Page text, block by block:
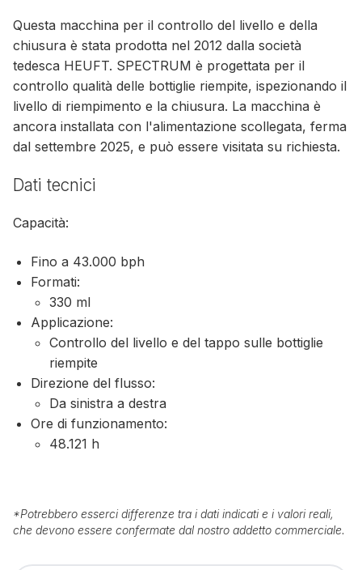
Questa macchina per il controllo del livello e della
chiusura è stata prodotta nel 2012 dalla società
tedesca HEUFT. SPECTRUM è progettata per il
controllo qualità delle bottiglie riempite, ispezionando il
livello di riempimento e la chiusura. La macchina è
ancora installata con l'alimentazione scollegata, ferma
dal settembre 2025, e può essere visitata su richiesta.
Dati tecnici
Capacità:
Fino a 43.000 bph
Formati:
330 ml
Applicazione:
Controllo del livello e del tappo sulle bottiglie
riempite
Direzione del flusso:
Da sinistra a destra
Ore di funzionamento:
48.121 h
*Potrebbero esserci differenze tra i dati indicati e i valori reali,
che devono essere confermate dal nostro addetto commerciale.